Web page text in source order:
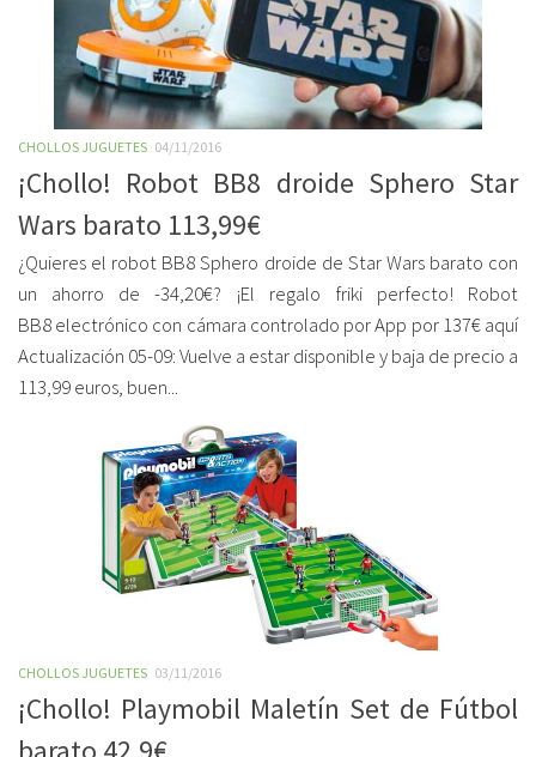
CHOLLOS JUGUETES 04/11/2016
¡Chollo! Robot BB8 droide Sphero Star
Wars barato 113,99€
¿Quieres el robot BB8 Sphero droide de Star Wars barato con
un ahorro de -34,20€? ¡El regalo friki perfecto! Robot
BB8 electrónico con cámara controlado por App por 137€ aquí
Actualización 05-09: Vuelve a estar disponible y baja de precio a
113,99 euros, buen...
CHOLLOS JUGUETES 03/11/2016
¡Chollo! Playmobil Maletín Set de Fútbol